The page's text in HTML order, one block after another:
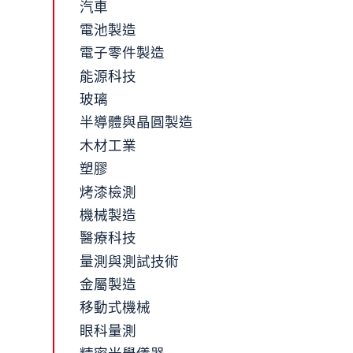
汽車
電池製造
電子零件製造
能源科技
玻璃
半導體與晶圓製造
木材工業
塑膠
烤漆檢測
機械製造
醫療科技
量測與測試技術
金屬製造
移動式機械
眼科量測